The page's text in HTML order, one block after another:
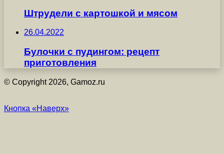
Штрудели с картошкой и мясом
26.04.2022
Булочки с пудингом: рецепт
приготовления
© Copyright 2026, Gamoz.ru
Кнопка «Наверх»